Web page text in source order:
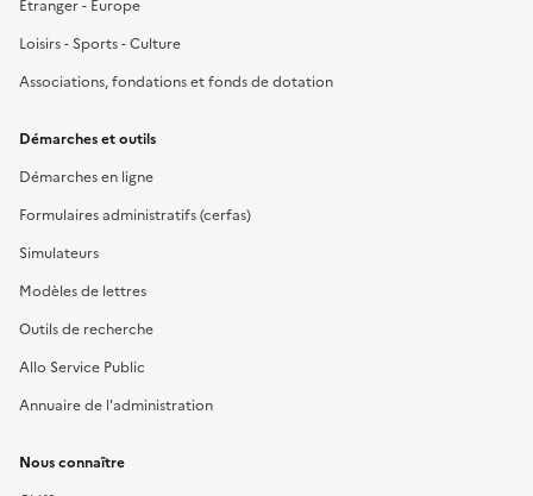
Étranger - Europe
Loisirs - Sports - Culture
Associations, fondations et fonds de dotation
Démarches et outils
Démarches en ligne
Formulaires administratifs (cerfas)
Simulateurs
Modèles de lettres
Outils de recherche
Allo Service Public
Annuaire de l'administration
Nous connaître